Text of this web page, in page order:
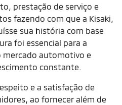
prestação de serviço e
fazendo com que a Kisaki,
sua história com base
foi essencial para a
mercado automotivo e
constante.
e a satisfação de
ao fornecer além de